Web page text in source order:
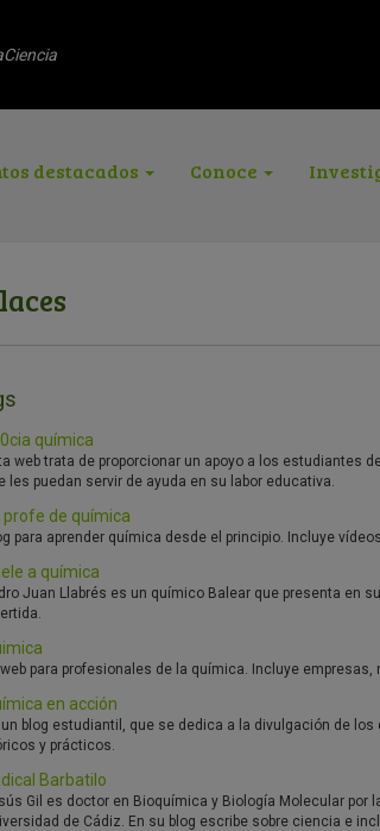
destacados Conoce
química
web trata de proporcionar un apoyo a los estudiantes
les puedan servir de ayuda en su labor educativa.
profe de química
para aprender química desde el principio. Incluye
a química
Juan Llabrés es un químico Balear que presenta en
web para profesionales de la química. Incluye
en acción
un blog estudiantil, que se dedica a la divulgación de
y prácticos.
Barbatilo
Gil es doctor en Bioquímica y Biología Molecular por
de Cádiz. En su blog escribe sobre ciencia e